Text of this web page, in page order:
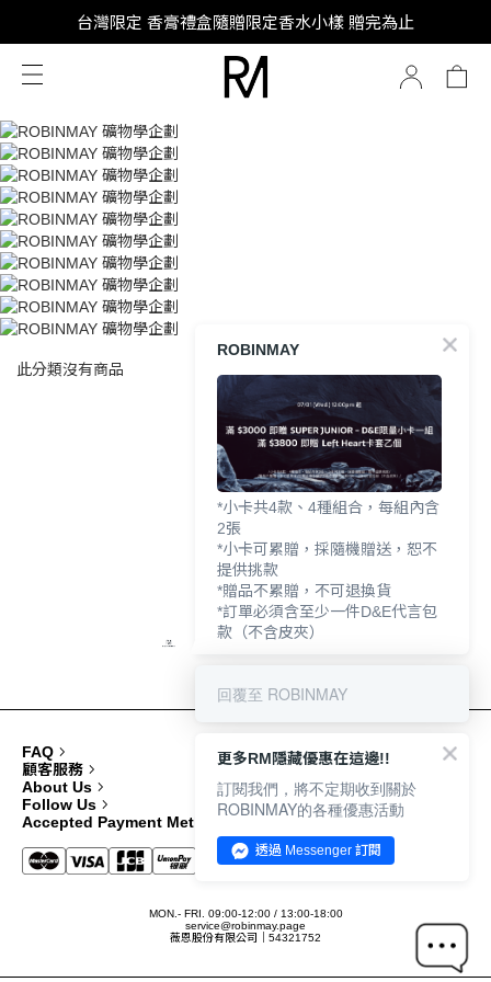
SUPER JUNIOR-D&E 全新代言
台灣限定 香膏禮盒隨贈限定香水小樣 贈完為止
SUPER JUNIOR-D&E 全新代言
此分類沒有商品
FAQ
顧客服務
About Us
Follow Us
Accepted Payment Methods
MON.- FRI. 09:00-12:00 / 13:00-18:00
service@robinmay.page
薇恩股份有限公司｜54321752
ROBINMAY
*小卡共4款、4種組合，每組內含
2張
*小卡可累贈，採隨機贈送，恕不
提供挑款
*贈品不累贈，不可退換貨
*訂單必須含至少一件D&E代言包
款（不含皮夾）
回覆至 ROBINMAY
更多RM隱藏優惠在這邊!!
訂閱我們，將不定期收到關於
ROBINMAY的各種優惠活動
透過 Messenger 訂閱